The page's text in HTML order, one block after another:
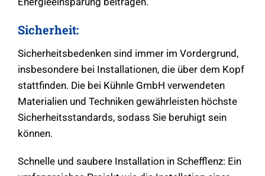
Sicherheit:
Sicherheitsbedenken sind immer im Vordergrund,
insbesondere bei Installationen, die über dem Kopf
stattfinden. Die bei Kühnle GmbH verwendeten
Materialien und Techniken gewährleisten höchste
Sicherheitsstandards, sodass Sie beruhigt sein
können.
Schnelle und saubere Installation in Schefflenz: Ein